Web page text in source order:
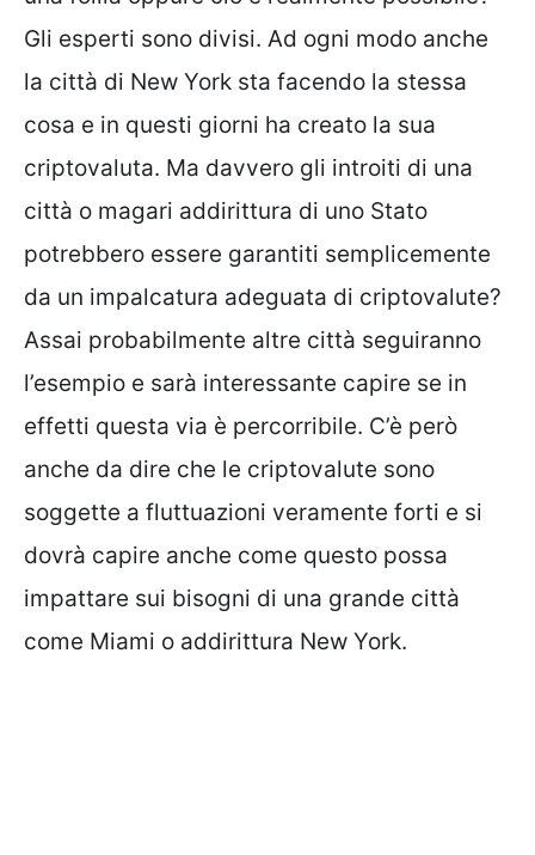
Gli esperti sono divisi. Ad ogni modo anche
la città di New York sta facendo la stessa
cosa e in questi giorni ha creato la sua
criptovaluta. Ma davvero gli introiti di una
città o magari addirittura di uno Stato
potrebbero essere garantiti semplicemente
da un impalcatura adeguata di criptovalute?
Assai probabilmente altre città seguiranno
l’esempio e sarà interessante capire se in
effetti questa via è percorribile. C’è però
anche da dire che le criptovalute sono
soggette a fluttuazioni veramente forti e si
dovrà capire anche come questo possa
impattare sui bisogni di una grande città
come Miami o addirittura New York.